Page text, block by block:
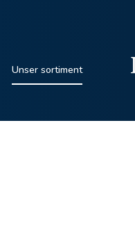
Unser sortiment